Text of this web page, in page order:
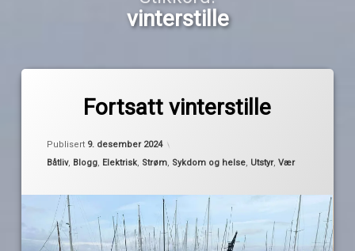
vinterstille
Fortsatt vinterstille
Publisert 9. desember 2024
Kategorier:
Båtliv, Blogg, Elektrisk, Strøm, Sykdom og helse, Utstyr,Vær
lensepumpe
vinterstille